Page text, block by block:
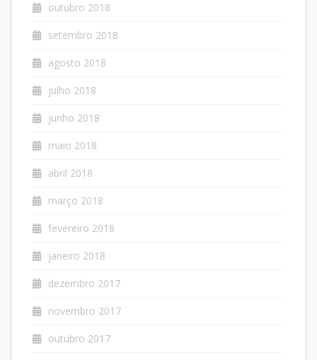
outubro 2018
setembro 2018
agosto 2018
julho 2018
junho 2018
maio 2018
abril 2018
março 2018
fevereiro 2018
janeiro 2018
dezembro 2017
novembro 2017
outubro 2017